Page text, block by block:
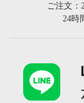
ご注文：
24時